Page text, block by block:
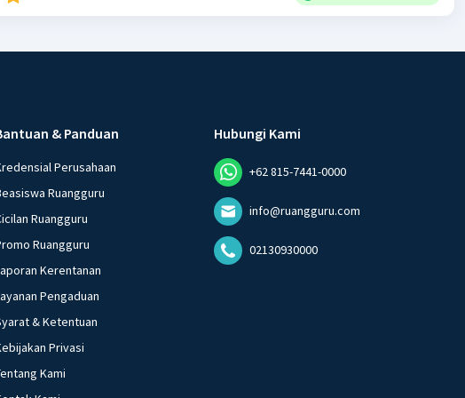
& Panduan
Perusahaan
Ruangguru
Ruangguru
Ruangguru
Kerentanan
Pengaduan
& Ketentuan
Privasi
Kami
Hubungi Kami
+62 815-7441-0000
info@ruangguru.com
02130930000